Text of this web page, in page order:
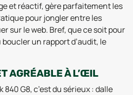
et réactif, gère parfaitement les
pour jongler entre les
sur le web. Bref, que ce soit pour
un rapport d’audit, le
AGRÉABLE À L’ŒIL
840 G8, c’est du sérieux : dalle